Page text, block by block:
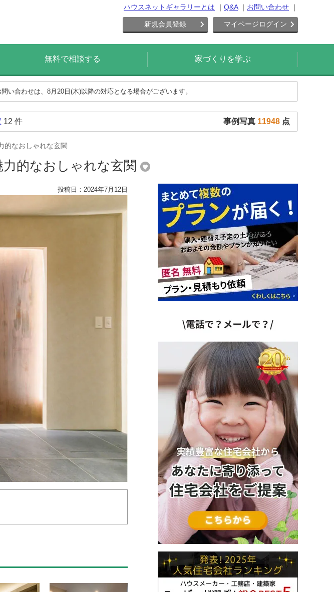
ハウスネットギャラリーとは Q&A お問い合わせ
新規会員登録 マイページログイン
無料で相談する 家づくりを学ぶ
い合わせは、8月20日(木)以降の対応となる場合がございます。
12 件 事例写真 11948 点
的なおしゃれな玄関
的なおしゃれな玄関
投稿日：2024年7月12日